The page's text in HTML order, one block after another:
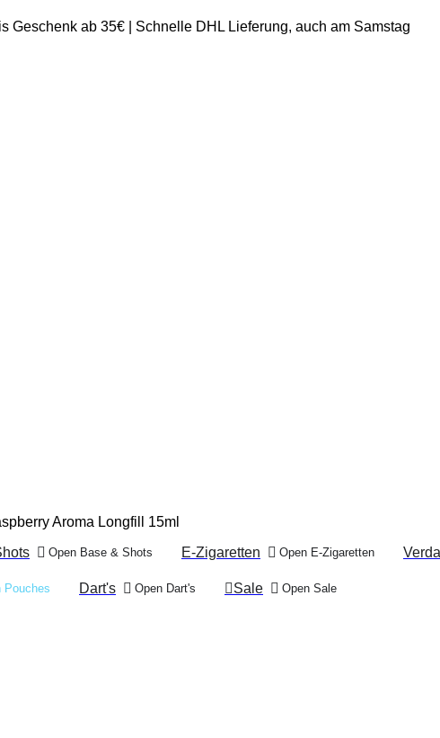
Geschenk ab 35€ | Schnelle DHL Lieferung, auch am Samstag
Aroma Longfill 15ml
Open Base & Shots E-Zigaretten Open E-Zigaretten
Pouches Dart's Open Dart's Sale Open Sale